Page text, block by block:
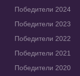
Победители 2024
Победители 2023
Победители 2022
Победители 2021
Победители 2020